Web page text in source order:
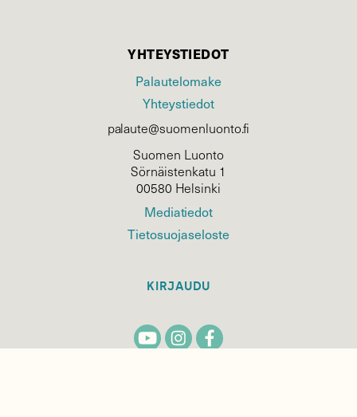
YHTEYSTIEDOT
Palautelomake
Yhteystiedot
palaute@suomenluonto.fi
Suomen Luonto
Sörnäistenkatu 1
00580 Helsinki
Mediatiedot
Tietosuojaseloste
KIRJAUDU